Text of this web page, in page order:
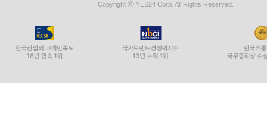
Copyright ⓒ YES24 Corp. All Rights Reserved.